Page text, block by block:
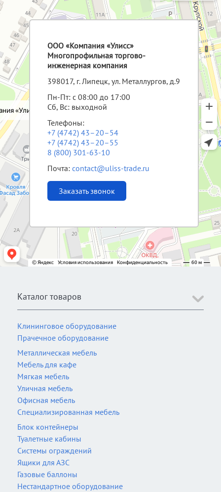
ООО «Компания «Улисс»
Многопрофильная торгово-
инженерная компания
398017, г. Липецк, ул. Металлургов, д.9
Пн-Пт: с 08:00 до 17:00
Сб, Вс: выходной
Телефоны:
+7 (4742) 43–20–54
+7 (4742) 43–20–55
8 (800) 301-63-10
Почта:contact@uliss-trade.ru
Заказать звонок
Каталог товаров
Клининговое оборудование
Прачечное оборудование
Металлическая мебель
Мебель для кафе
Мягкая мебель
Уличная мебель
Офисная мебель
Специализированная мебель
Блок контейнеры
Туалетные кабины
Системы ограждений
Ящики для АЗС
Газовые баллоны
Нестандартное оборудование